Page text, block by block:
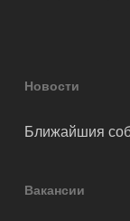
Новости
Ближайшия
Вакансии